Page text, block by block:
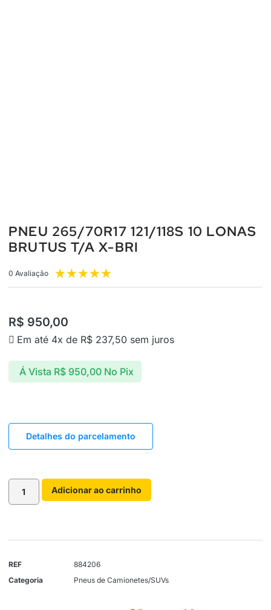
PNEU 265/70R17 121/118S 10 LONAS
BRUTUS T/A X-BRI
0 Avaliação ★★★★★
R$ 950,00
Em até 4x de R$ 237,50 sem juros
Á Vista R$950,00 No Pix
Detalhes do parcelamento
Adicionar ao carrinho
REF
884206
Categoria
Pneus de Camionetes/SUVs